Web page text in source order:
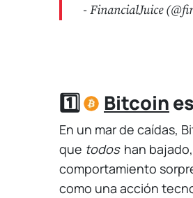
- FinancialJuice
1️⃣ Bitcoin
En un mar de caídas,
que todos han
comportamiento
como una acción